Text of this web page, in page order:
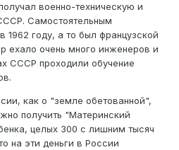
военно-техническую и
Самостоятельным
1962 году, а то был французской
ехало очень много инженеров и
СССР проходили обучение
как о "земле обетованной",
получить "Материнский
целых 300 с лишним тысяч
на эти деньги в России